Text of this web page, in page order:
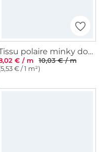
Tissu polaire minky doux à pois, menthe clair
€ / m
10,03 € / m
€ / 1 m²)